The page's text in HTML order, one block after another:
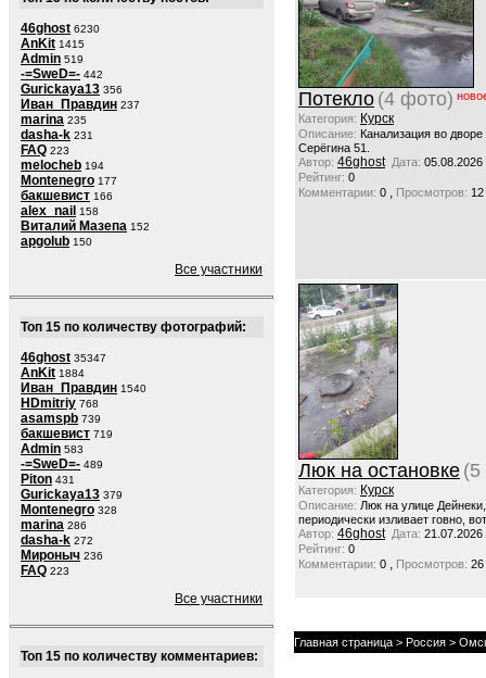
46ghost 6230
AnKit 1415
Admin 519
-=SweD=- 442
Gurickaya13 356
Иван_Правдин 237
marina 235
dasha-k 231
FAQ 223
melocheb 194
Montenegro 177
бакшевист 166
alex_nail 158
Виталий Мазепа 152
apgolub 150
Все участники
Топ 15 по количеству фотографий:
46ghost 35347
AnKit 1884
Иван_Правдин 1540
HDmitriy 768
asamspb 739
бакшевист 719
Admin 583
-=SweD=- 489
Piton 431
Gurickaya13 379
Montenegro 328
marina 286
dasha-k 272
Мироныч 236
FAQ 223
Все участники
Топ 15 по количеству комментариев:
Потекло (4 фото)
Категория: Курск
Описание: Канализация во
Серёгина 51.
Автор: 46ghost Дата: 05.08.2026
Рейтинг: 0
Комментарии: 0 , Просмотров: 12
Люк на остановке (5
Категория: Курск
Описание: Люк на улице
периодически изливает говно,
Автор: 46ghost Дата: 21.07.2026
Рейтинг: 0
Комментарии: 0 , Просмотров: 26
Главная страница > Россия >